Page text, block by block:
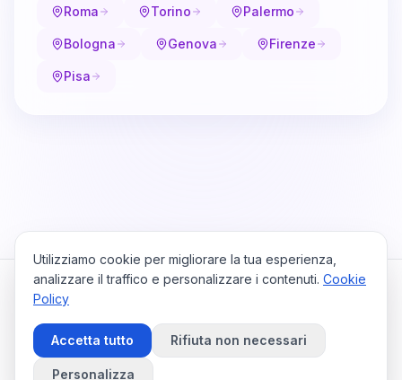
Roma Torino Palermo
Bologna Genova Firenze
Pisa
HomeViaggiPrivacy PolicyCookie PolicyContattaci
Preferenze Cookie
©2026
Utilizziamo cookie per migliorare la tua esperienza,
analizzare il traffico e personalizzare i contenuti. Cookie
Policy
Accetta tutto Rifiuta non necessari
Personalizza